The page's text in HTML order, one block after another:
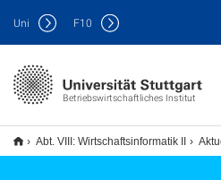
Betriebswirtschaftliches Institut
Uni F10
Abt. VIII: Wirtschaftsinformatik II